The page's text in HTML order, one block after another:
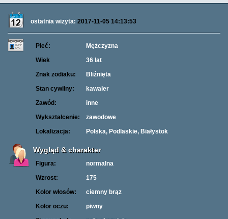
ostatnia wizyta: 2017-11-05 14:13:53
Płeć:
Mężczyzna
Wiek
36 lat
Znak zodiaku:
Bliźnięta
Stan cywilny:
kawaler
Zawód:
inne
Wykształcenie:
zawodowe
Lokalizacja:
Polska, Podlaskie, Białystok
Wygląd & charakter
Figura:
normalna
Wzrost:
175
Kolor włosów:
ciemny brąz
Kolor oczu:
piwny